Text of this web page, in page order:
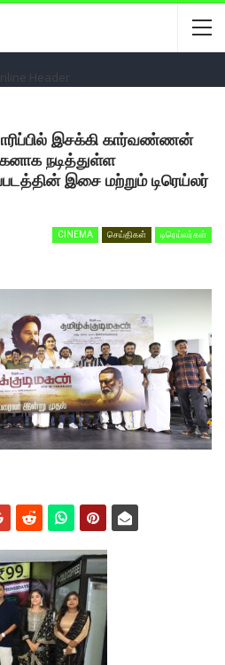
இசக்கி கார்வண்ணன்
நடித்துள்ள
இசை மற்றும் டிரெய்லர்
CINEMA செய்திகள் டிரெய்லர்கள்